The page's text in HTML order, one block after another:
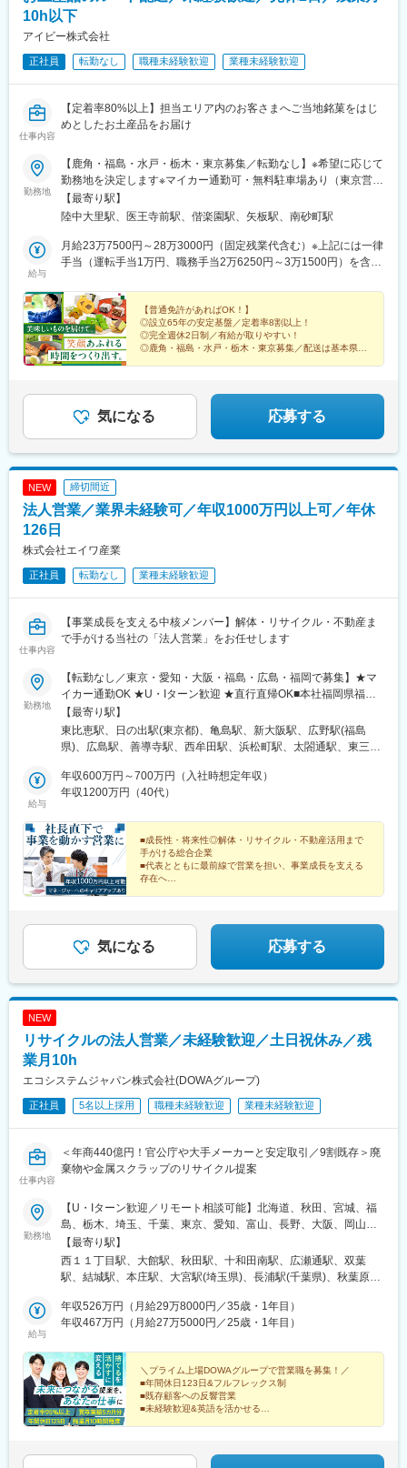
■入社後の流れ：
・まずは会社ごとに異なる業務や手順の違いを覚えていただくこ
務・ポジションをお任せしていく予定です。中途・新卒や学歴に
■組織構成：
しております。
■将来のキャリアパス：
激変する環境のなか、生活インフラの重要性や安定性は高まる一
富にございます。
また、希望によっては他の部署・職種へのキャリアチェンジなど
ださいね
※キャリアに年齢・性別などは不問です
■残業ゼロを実現／社員みんなで続けています◎：
・年齢・性別・立場などに関係なく、プライベートを大切にした
帰れる環境や仕組みを整えました。ごくたまに残業をお願いする
ことがあっても、月1時間程度にとどまっていますので、ぜひ家庭
や趣味も充実させてくださいね。
変更の範囲：会社の定める業務
10h以下
アイビー株式会社
正社員 転勤なし 職種未経験歓迎 業種未経験歓迎
仕事内容
【定着率80%以上】担当エリア内のお客さまへご当地銘菓をはじ
めとしたお土産品をお届け
勤務地
【鹿角・福島・水戸・栃木・東京募集／転勤なし】※希望に応じて
勤務地を決定します※マイカー通勤可・無料駐車場あり（東京営業
所のみマイカー通勤不可）＜鹿角営業所＞秋田県鹿角市八幡平字
大里家ノ下331-3＜福島営業所＞福島県福島市飯坂町平野字中原
栃木県矢板市末広町4-7＜東京営業所＞東京都江東区南砂7丁目12-
1※受動喫煙対策：対策済み
【最寄り駅】
陸中大里駅、医王寺前駅、偕楽園駅、矢板駅、南砂町駅
給与
月給23万7500円～28万3000円（固定残業代含む）※上記には一律
手当（運転手当1万円、職務手当2万6250円～3万1500円）を含み
間分を、月2万6250円～3万1500円支給上記を超える時間外労働
分は追加で支給
【普通免許があればOK！】
◎設立65年の安定基盤／定着率8割以上！
◎完全週休2日制／有給が取りやすい！
◎鹿角・福島・水戸・栃木・東京募集／配送は基本県
気になる 応募する
NEW 締切間近
法人営業／業界未経験可／年収1000万円以上可／年休
126日
株式会社エイワ産業
正社員 転勤なし 業種未経験歓迎
仕事内容
【事業成長を支える中核メンバー】解体・リサイクル・不動産ま
で手がける当社の「法人営業」をお任せします
勤務地
【転勤なし／東京・愛知・大阪・福島・広島・福岡で募集】★マ
イカー通勤OK ★U・Iターン歓迎 ★直行直帰OK■本社福岡県福岡
市博多区東那珂2-1-8■東京支店東京都港区芝1-12-7 芝一丁目ビル
4階■中部支店愛知県名古屋市中村区則武1-19-13 KSビル7階■関西
支店大阪府大阪市淀川区西宮原2-2-2 ゆめっせ新大阪4階6号■福島
フィス4階■広島営業所広島県広島市東区上大須賀町4-2 香取第一
ビル402■久留米リサイクルセンター福岡県久留米市善導寺町木塚
1※受動喫煙防止対策あり（オフィス禁煙）
【最寄り駅】
東比恵駅、日の出駅(東京都)、亀島駅、新大阪駅、広野駅(福島
県)、広島駅、善導寺駅、西牟田駅、浜松町駅、太閤通駅、東三国
給与
年収600万円～700万円（入社時想定年収）
年収1200万円（40代）
■成長性・将来性◎解体・リサイクル・不動産活用まで
手がける総合企業
■代表とともに最前線で営業を担い、事業成長を支える
存在へ
気になる 応募する
NEW
リサイクルの法人営業／未経験歓迎／土日祝休み／残
業月10h
エコシステムジャパン株式会社(DOWAグループ)
正社員 5名以上採用 職種未経験歓迎 業種未経験歓迎
仕事内容
＜年商440億円！官公庁や大手メーカーと安定取引／9割既存＞廃
棄物や金属スクラップのリサイクル提案
勤務地
【U・Iターン歓迎／リモート相談可能】北海道、秋田、宮城、福
島、栃木、埼玉、千葉、東京、愛知、富山、長野、大阪、岡山、
山口、福岡、熊本、沖縄のいずれかの営業所にて勤務いただきま
す。一部自動車通勤可能なオフィスもあり！＜★最優先で面接し
ます！注力採用中の勤務地＞・福島県：双葉郡大熊町・千葉県：
の他募集中の拠点＞・秋田県：大館市、秋田市、鹿角郡小坂町・
大阪府：大阪市※受動喫煙対策あり（屋内全面禁煙）＼インタビュ
に誘われても「ぜひ行きたい」と思えるほど雰囲気が良いです
（実際は誘われません）。こうした環境は、入社前の予想以上に
自分にとっての安心材料になりました。（Rさん／2024年9月入
社）
【最寄り駅】
西１１丁目駅、大館駅、秋田駅、十和田南駅、広瀬通駅、双葉
駅、結城駅、本庄駅、大宮駅(埼玉県)、長浦駅(千葉県)、秋葉原
おかでんミュージアム駅、徳山駅、祇園駅(福岡県)、松橋駅、美栄
橋駅、中央区役所前駅、勾当台公園駅、末広町駅(東京都)、丸の内
県)、西８丁目駅、青葉通一番町駅、岩本町駅、末広町駅(富山
県)、国際センター駅、西梅田駅、櫛田神社前駅
給与
年収526万円（月給29万8000円／35歳・1年目）
年収467万円（月給27万5000円／25歳・1年目）
＼プライム上場DOWAグループで営業職を募集！／
■年間休日123日&フルフレックス制
■既存顧客への反響営業
■未経験歓迎&英語を活かせる
■定着率95%以上